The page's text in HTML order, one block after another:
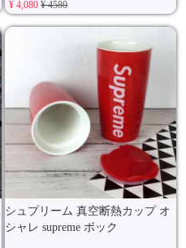
¥ 4,080¥ 4580
シュプリーム 真空断熱カップ オ
シャレ supreme ボック